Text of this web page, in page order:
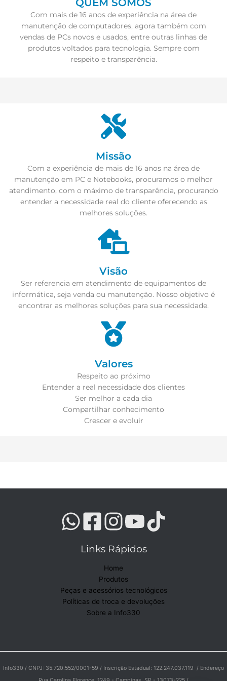
QUEM SOMOS
Com mais de 16 anos de experiência na área de
manutenção de computadores, agora também com
vendas de PCs novos e usados, entre outras linhas de
produtos voltados para tecnologia. Sempre com
respeito e transparência.
Missão
Com a experiência de mais de 16 anos na área de
manutenção em PC e Notebooks, procuramos o melhor
atendimento, com o máximo de transparência, procurando
entender a necessidade real do cliente oferecendo as
melhores soluções.
Visão
Ser referencia em atendimento de equipamentos de
informática, seja venda ou manutenção. Nosso objetivo é
encontrar as melhores soluções para sua necessidade.
Valores
Respeito ao próximo
Entender a real necessidade dos clientes
Ser melhor a cada dia
Compartilhar conhecimento
Crescer e evoluir
Links Rápidos
Home
Produtos
Peças e acessórios tecnológicos
Políticas de troca e devoluções
Sobre a Info330
Info330 / CNPJ: 35.720.552/0001-59 / Inscrição Estadual: 122.247.037.119 / Endereço